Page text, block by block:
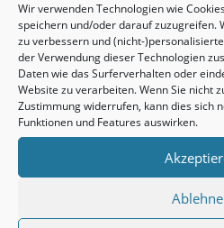
Wir verwenden Technologien wie
speichern und/oder darauf zuzugreifen.
zu verbessern und (nicht-
der Verwendung dieser Technologien
Daten wie das Surferverhalten oder
Website zu verarbeiten. Wenn Sie nicht
Zustimmung widerrufen, kann dies sich
Funktionen und Features auswirken.
Klicke hier, um
akzeptieren und
aktivieren